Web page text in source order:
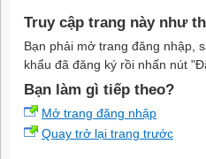
Truy cập trang này như
Bạn phải mở trang đăng nhập,
khẩu đã đăng ký rồi nhấn nút
Bạn làm gì tiếp theo?
Mở trang đăng nhập
Quay trở lại trang trước